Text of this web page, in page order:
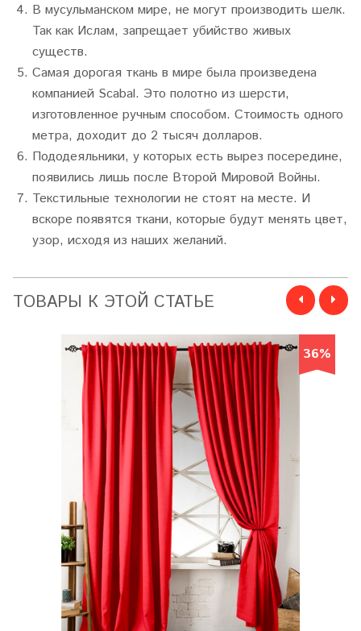
В мусульманском мире, не могут производить шелк.
Так как Ислам, запрещает убийство живых
существ.
Самая дорогая ткань в мире была произведена
компанией Scabal. Это полотно из шерсти,
изготовленное ручным способом. Стоимость одного
метра, доходит до 2 тысяч долларов.
Пододеяльники, у которых есть вырез посередине,
появились лишь после Второй Мировой Войны.
Текстильные технологии не стоят на месте. И
вскоре появятся ткани, которые будут менять цвет,
узор, исходя из наших желаний.
ТОВАРЫ К ЭТОЙ СТАТЬЕ
36%